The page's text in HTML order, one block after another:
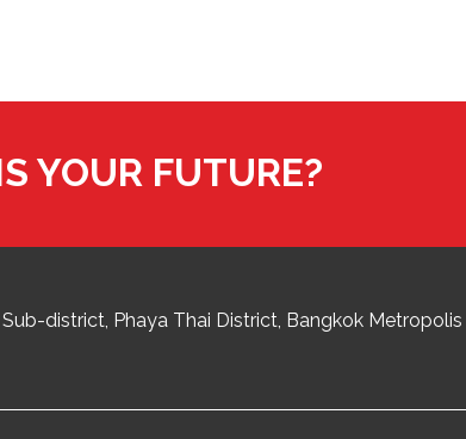
YOUR FUTURE?
Sub-district Phaya Thai District, Bangkok Metropolis